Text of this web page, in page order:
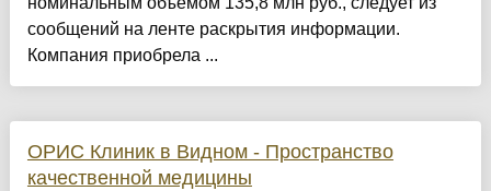
сообщений на ленте раскрытия информации.
Компания приобрела ...
ОРИС Клиник в Видном - Пространство
качественной медицины